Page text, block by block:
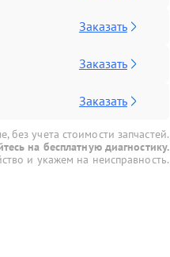
Заказать
Заказать
Заказать
учета стоимости запчастей.
на бесплатную диагностику.
и укажем на неисправность.